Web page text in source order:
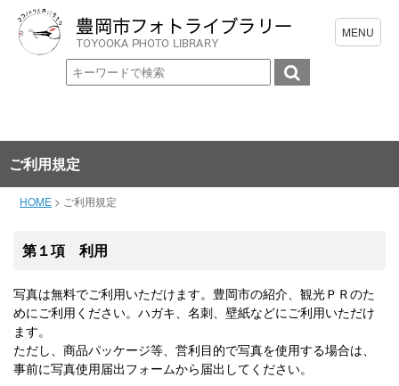
ご利用規定
HOME > ご利用規定
第１項 利用
写真は無料でご利用いただけます。豊岡市の紹介、観光ＰＲのた
めにご利用ください。ハガキ、名刺、壁紙などにご利用いただけ
ます。
ただし、商品パッケージ等、営利目的で写真を使用する場合は、
事前に写真使用届出フォームから届出してください。